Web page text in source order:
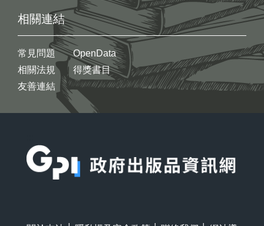
相關連結
常見問題
相關法規
友善連結
OpenData
得獎書目